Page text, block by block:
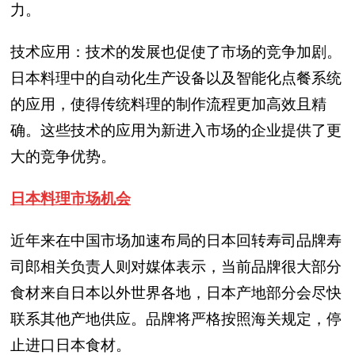
力。
技术应用：技术的发展也促使了市场的竞争加剧。
日本料理中的自动化生产设备以及智能化点餐系统
的应用，使得传统料理的制作流程更加高效且精
确。这些技术的应用为新进入市场的企业提供了更
大的竞争优势。
日本料理市场机会
近年来在中国市场加速布局的日本回转寿司品牌寿
司郎相关负责人则对媒体表示，当前品牌很大部分
食材来自日本以外世界各地，日本产地部分会尽快
联系其他产地供应。品牌将严格按照海关规定，停
止进口日本食材。